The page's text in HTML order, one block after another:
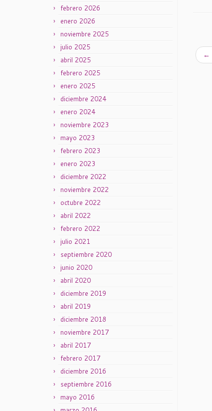
febrero 2026
enero 2026
noviembre 2025
julio 2025
abril 2025
febrero 2025
enero 2025
diciembre 2024
enero 2024
noviembre 2023
mayo 2023
febrero 2023
enero 2023
diciembre 2022
noviembre 2022
octubre 2022
abril 2022
febrero 2022
julio 2021
septiembre 2020
junio 2020
abril 2020
diciembre 2019
abril 2019
diciembre 2018
noviembre 2017
abril 2017
febrero 2017
diciembre 2016
septiembre 2016
mayo 2016
←